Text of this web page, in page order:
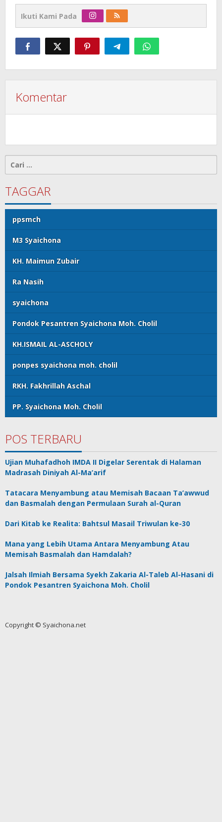
Ikuti Kami Pada
Komentar
untuk:
TAGGAR
ppsmch
M3 Syaichona
KH. Maimun Zubair
Ra Nasih
syaichona
Pondok Pesantren Syaichona Moh. Cholil
KH.ISMAIL AL-ASCHOLY
ponpes syaichona moh. cholil
RKH. Fakhrillah Aschal
PP. Syaichona Moh. Cholil
POS TERBARU
Ujian Muhafadhoh IMDA II Digelar Serentak di Halaman
Madrasah Diniyah Al-Ma’arif
Tatacara Menyambung atau Memisah Bacaan Ta’awwud
dan Basmalah dengan Permulaan Surah al-Quran
Dari Kitab ke Realita: Bahtsul Masail Triwulan ke-30
Mana yang Lebih Utama Antara Menyambung Atau
Memisah Basmalah dan Hamdalah?
Jalsah Ilmiah Bersama Syekh Zakaria Al-Taleb Al-Hasani di
Pondok Pesantren Syaichona Moh. Cholil
Copyright © Syaichona.net